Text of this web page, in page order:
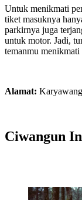
Untuk menikmati
tiket masuknya
parkirnya juga
untuk motor. Jadi,
temanmu
Alamat:
Ciwangun